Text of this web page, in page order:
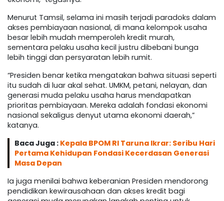
Menurut Tamsil, selama ini masih terjadi paradoks dalam
akses pembiayaan nasional, di mana kelompok usaha
besar lebih mudah memperoleh kredit murah,
sementara pelaku usaha kecil justru dibebani bunga
lebih tinggi dan persyaratan lebih rumit.
“Presiden benar ketika mengatakan bahwa situasi seperti
itu sudah di luar akal sehat. UMKM, petani, nelayan, dan
generasi muda pelaku usaha harus mendapatkan
prioritas pembiayaan. Mereka adalah fondasi ekonomi
nasional sekaligus denyut utama ekonomi daerah,”
katanya.
Baca Juga : Kepala BPOM RI Taruna Ikrar: Seribu Hari
Pertama Kehidupan Fondasi Kecerdasan Generasi
Masa Depan
Ia juga menilai bahwa keberanian Presiden mendorong
pendidikan kewirausahaan dan akses kredit bagi